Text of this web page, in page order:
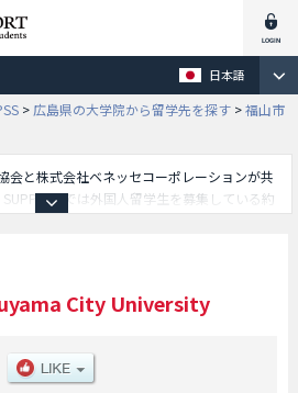
日本語
> 広島県の大学院から留学先を探す >福山市
会と株式会社ベネッセコーポレーションが共
SUPPORTでは外国人留学生を募集している約
報や、募集定員や合格者数など入試情報、
学生に必要な情報を掲載しているので是非
City University